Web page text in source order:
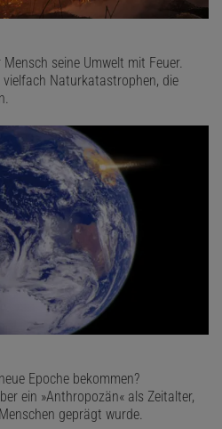
seine Umwelt mit Feuer.
Naturkatastrophen, die
Epoche bekommen?
ein »Anthropozän« als Zeitalter,
geprägt wurde.